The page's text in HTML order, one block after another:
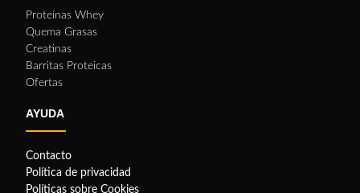
Proteínas Whey
Quema Grasas
Creatinas
Barritas Proteicas
Ofertas
AYUDA
Contacto
Política de privacidad
Políticas sobre Cookies